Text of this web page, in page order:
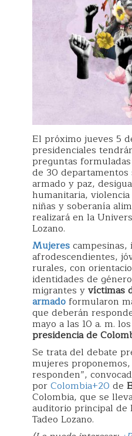
El próximo jueves 5
presidenciales
preguntas
de 30
armado y paz,
humanitaria,
niñas y soberanía
realizará en la
Lozano.
Mujerescampesinas,
afrodescendientes,
rurales, con
identidades de
migrantes yvíctimas
armadoformularon
que deberán
mayo a las 10 a. m. los
presidencia de
Se trata del debate
mujeres
responden”,
porColombia+20 de
Colombia, que se
auditorio principal de
Tadeo Lozano.